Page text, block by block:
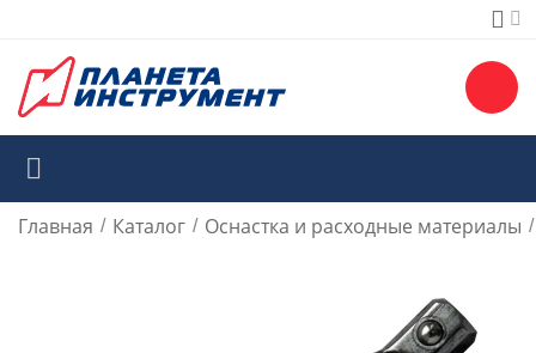
Главная / Каталог / Оснастка и расходные материалы /